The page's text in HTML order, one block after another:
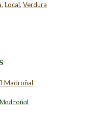
, Local, Verdura